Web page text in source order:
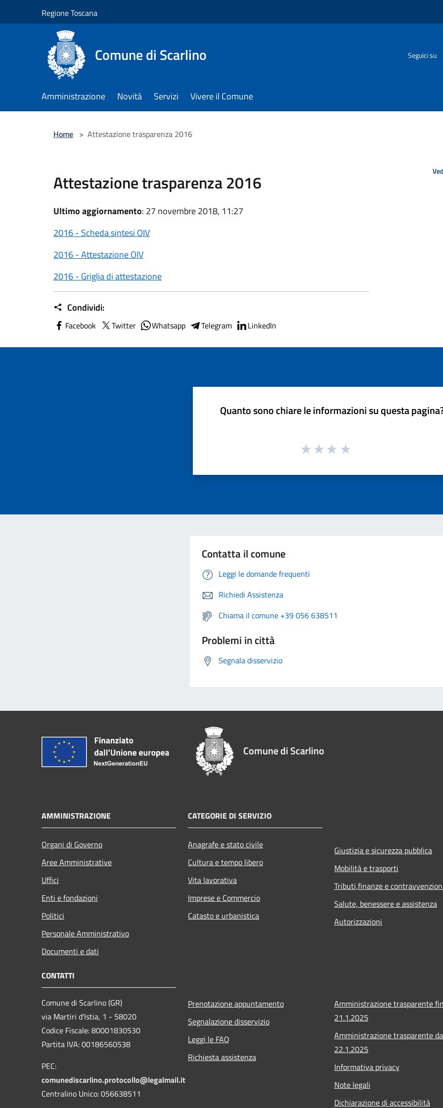
Regione Toscana
Comune di Scarlino Seguici su
Amministrazione Novità Servizi Vivere il Comune
Home > Attestazione trasparenza 2016
Attestazione trasparenza 2016
Ultimo aggiornamento: 27 novembre 2018, 11:27
2016 - Scheda sintesi OIV
2016 - Attestazione OIV
2016 - Griglia di attestazione
Condividi:
Facebook Twitter Whatsapp Telegram LinkedIn
Quanto sono chiare le informazioni su questa
Contatta il comune
Leggi le domande frequenti
Richiedi Assistenza
Chiama il comune +39 056 638511
Problemi in città
Segnala disservizio
Comune di Scarlino
AMMINISTRAZIONE
Organi di Governo
Aree Amministrative
Uffici
Enti e fondazioni
Politici
Personale Amministrativo
Documenti e dati
CATEGORIE DI SERVIZIO
Anagrafe e stato civile
Cultura e tempo libero
Vita lavorativa
Imprese e Commercio
Catasto e urbanistica
Giustizia e sicurezza pubblica
Mobilità e trasporti
Tributi,finanze e
Salute, benessere e assistenza
Autorizzazioni
CONTATTI
Comune di Scarlino (GR)
via Martiri d'Istia, 1 - 58020
Codice Fiscale: 80001830530
Partita IVA: 00186560538
PEC:
comunediscarlino.protocollo@legalmail.it
Centralino Unico: 056638511
Prenotazione appuntamento
Segnalazione disservizio
Leggi le FAQ
Richiesta assistenza
Amministrazione trasparente
21.1.2025
Amministrazione trasparente
22.1.2025
Informativa privacy
Note legali
Dichiarazione di accessibilità